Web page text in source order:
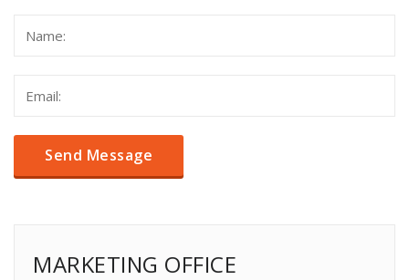
MARKETING OFFICE